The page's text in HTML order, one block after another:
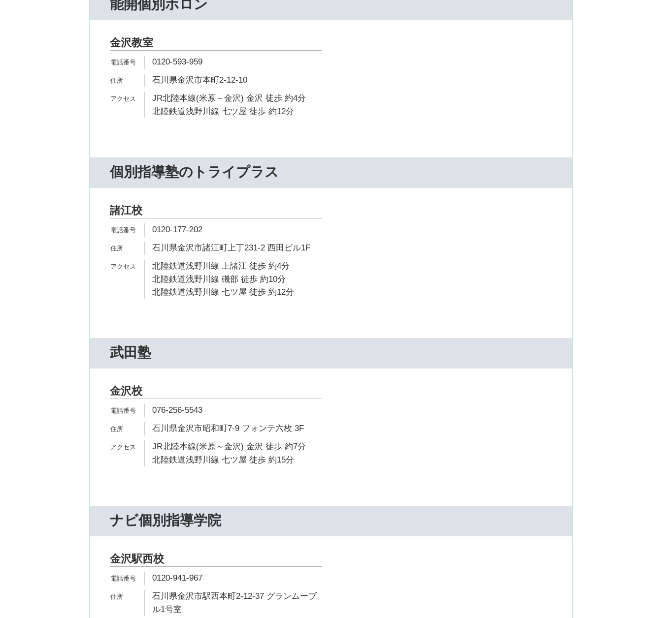
能開個別ホロン
金沢教室
0120-593-959
石川県金沢市本町2-12-10
JR北陸本線(米原～金沢) 金沢 徒歩 約4分
北陸鉄道浅野川線 七ツ屋 徒歩 約12分
個別指導塾のトライプラス
諸江校
0120-177-202
石川県金沢市諸江町上丁231-2 西田ビル1F
北陸鉄道浅野川線 上諸江 徒歩 約4分
北陸鉄道浅野川線 磯部 徒歩 約10分
北陸鉄道浅野川線 七ツ屋 徒歩 約12分
武田塾
金沢校
076-256-5543
石川県金沢市昭和町7-9 フォンテ六枚 3F
JR北陸本線(米原～金沢) 金沢 徒歩 約7分
北陸鉄道浅野川線 七ツ屋 徒歩 約15分
ナビ個別指導学院
金沢駅西校
0120-941-967
石川県金沢市駅西本町2-12-37 グランムーブ
ル1号室